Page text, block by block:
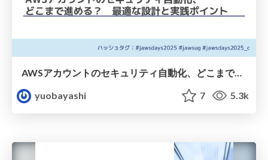
AWSアカウントのセキュリティ自動化、どこまで進める？ 最適な設計と実践ポイント
yuobayashi
7 5.3k